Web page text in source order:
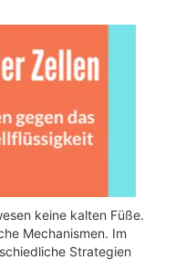
keine kalten Füße.
Mechanismen. Im
Strategien